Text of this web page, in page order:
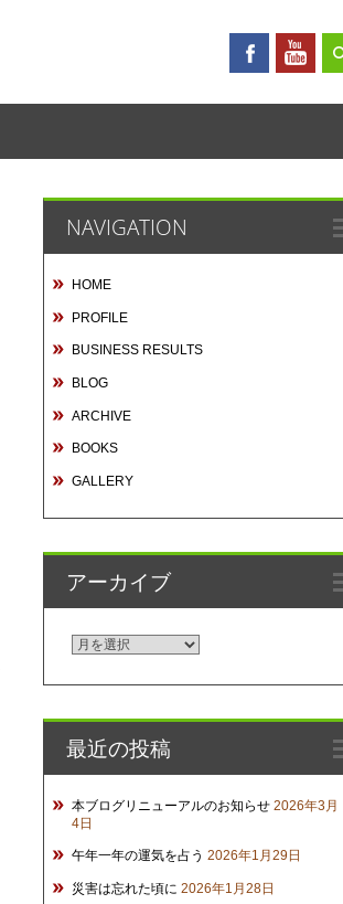
NAVIGATION
HOME
PROFILE
BUSINESS RESULTS
BLOG
ARCHIVE
BOOKS
GALLERY
アーカイブ
ア
イ
ブ
最近の投稿
本ブログリニューアルのお知らせ 2026年3月
4日
午年一年の運気を占う 2026年1月29日
災害は忘れた頃に 2026年1月28日